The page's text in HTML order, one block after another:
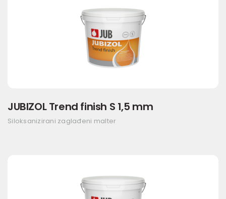
JUBIZOL Trend finish S 1,5 mm
Siloksanizirani zaglađeni malter